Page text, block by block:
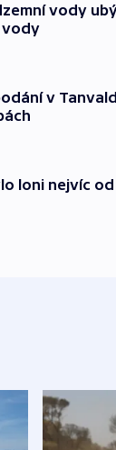
vody
vody
v
loni nejvíc od